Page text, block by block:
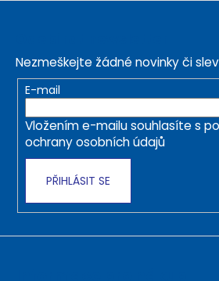
a
c
í
p
r
ý
p
Nezmeškejte žádné novinky či
E-mail
Vložením e-mailu souhlasíte s
ochrany osobních údajů
PŘIHLÁSIT SE